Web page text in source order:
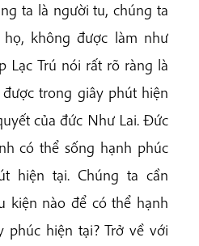
ta là người tu, chúng ta
không được làm như
Lạc Trú nói rất rõ ràng là
trong giây phút hiện
của đức Như Lai. Đức
có thể sống hạnh phúc
hiện tại. Chúng ta cần
kiện nào để có thể hạnh
phúc hiện tại? Trở về với